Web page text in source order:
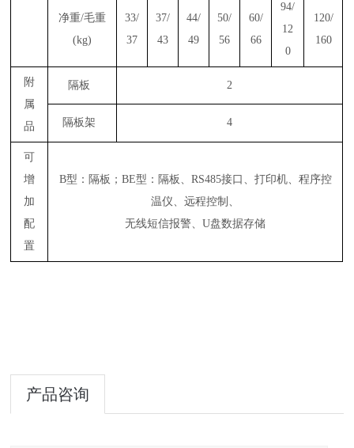
净重/毛重
(kg)
33/
37
37/
43
44/
49
50/
56
60/
66
94/
12
0
120/
160
附
属
品
隔板 2
隔板架 4
可
增
加
配
置
B型：隔板；BE型：隔板、RS485接口、打印机、程序控
温仪、远程控制、
无线短信报警、U盘数据存储
产品咨询